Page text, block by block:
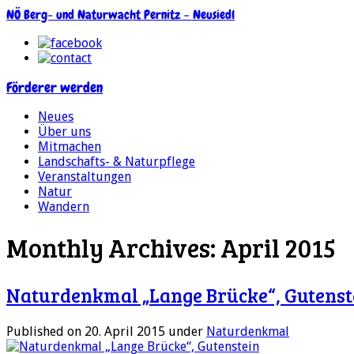
NÖ Berg- und Naturwacht Pernitz – Neusiedl
Förderer werden
Neues
Über uns
Mitmachen
Landschafts- & Naturpflege
Veranstaltungen
Natur
Wandern
Monthly Archives: April 2015
Naturdenkmal „Lange Brücke“,
Published on 20. April 2015 under Naturdenkmal